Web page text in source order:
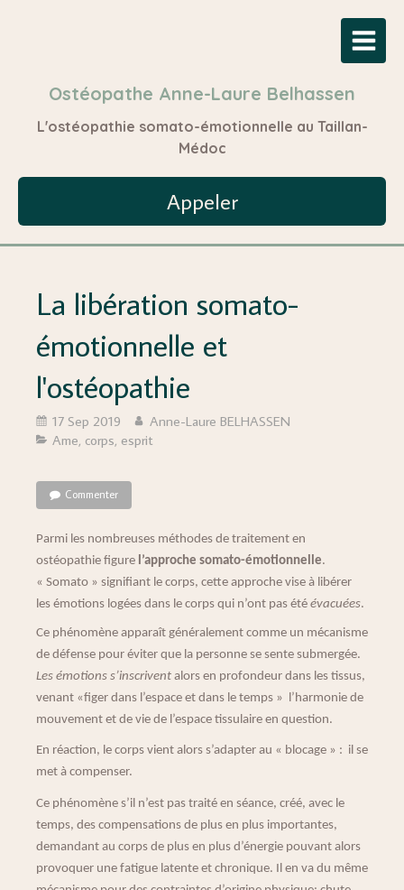
Ostéopathe Anne-Laure Belhassen
L'ostéopathie somato-émotionnelle au Taillan-
Médoc
Appeler
La libération somato-
émotionnelle et
l'ostéopathie
17 Sep 2019
Anne-Laure BELHASSEN
Ame, corps, esprit
Commenter
Parmi les nombreuses méthodes de traitement en
ostéopathie figure l’approche somato-émotionnelle.
« Somato » signifiant le corps, cette approche vise à libérer
les émotions logées dans le corps qui n’ont pas été évacuées.
Ce phénomène apparaît généralement comme un mécanisme
de défense pour éviter que la personne se sente submergée.
Les émotions s’inscrivent alors en profondeur dans les tissus,
venant «figer dans l’espace et dans le temps » l’harmonie de
mouvement et de vie de l’espace tissulaire en question.
En réaction, le corps vient alors s’adapter au « blocage » : il se
met à compenser.
Ce phénomène s’il n’est pas traité en séance, créé, avec le
temps, des compensations de plus en plus importantes,
demandant au corps de plus en plus d’énergie pouvant alors
provoquer une fatigue latente et chronique. Il en va du même